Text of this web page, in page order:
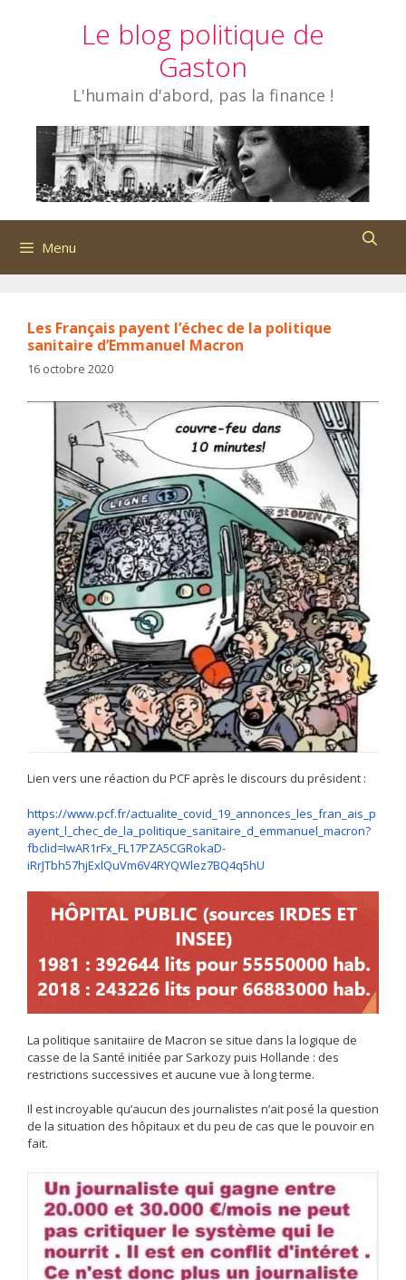
Le blog politique de
Gaston
L'humain d'abord, pas la finance !
Menu
Les Français payent l’échec de la politique
sanitaire d’Emmanuel Macron
16 octobre 2020
Lien vers une réaction du PCF après le discours du président :
https://www.pcf.fr/actualite_covid_19_annonces_les_fran_ais_p
ayent_l_chec_de_la_politique_sanitaire_d_emmanuel_macron?
fbclid=IwAR1rFx_FL17PZA5CGRokaD-
iRrJTbh57hjExlQuVm6V4RYQWlez7BQ4q5hU
La politique sanitaiire de Macron se situe dans la logique de
casse de la Santé initiée par Sarkozy puis Hollande : des
restrictions successives et aucune vue à long terme.
Il est incroyable qu’aucun des journalistes n’ait posé la question
de la situation des hôpitaux et du peu de cas que le pouvoir en
fait.